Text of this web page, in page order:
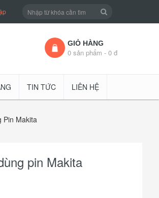
GIỎ HÀNG
0 sản phẩm - 0 đ
TIN TỨC LIÊN HỆ
Pin Makita
pin Makita